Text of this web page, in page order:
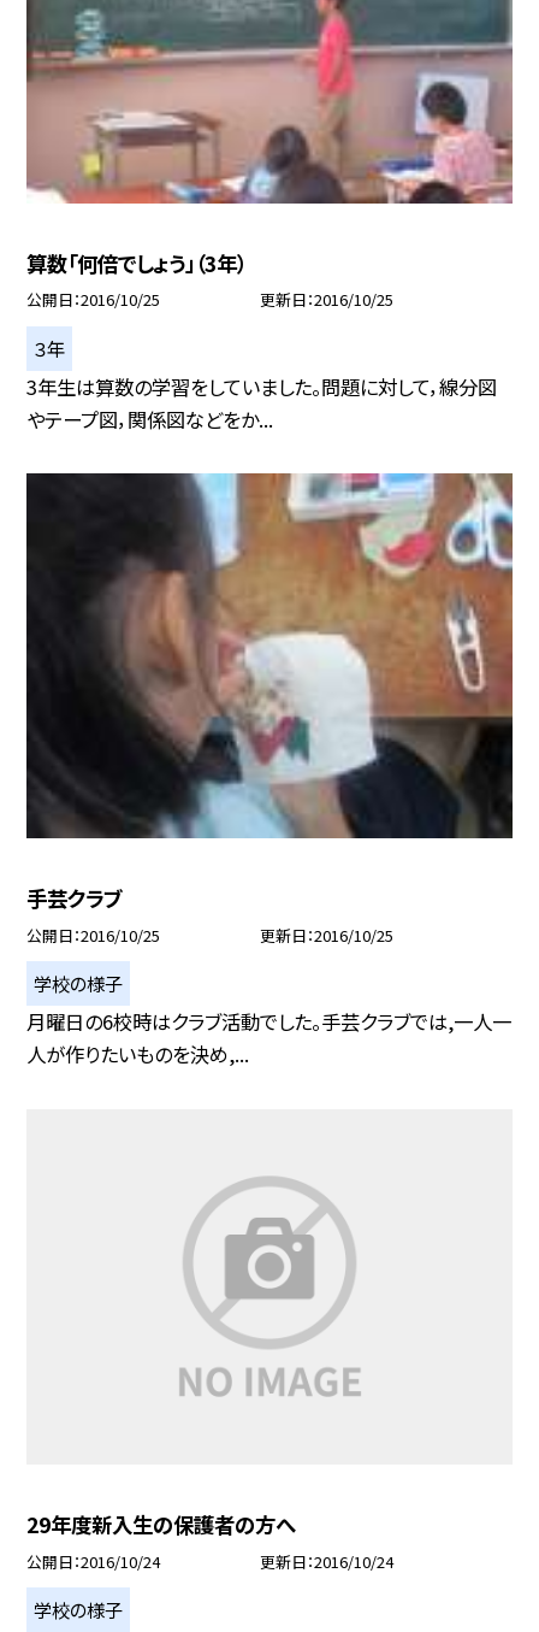
算数「何倍でしょう」（3年）
公開日 2016/10/25 更新日 2016/10/25
３年
3年生は算数の学習をしていました。問題に対して，線分図
やテープ図，関係図などをか...
手芸クラブ
公開日 2016/10/25 更新日 2016/10/25
学校の様子
月曜日の6校時はクラブ活動でした。手芸クラブでは,一人一
人が作りたいものを決め,...
29年度新入生の保護者の方へ
公開日 2016/10/24 更新日 2016/10/24
学校の様子